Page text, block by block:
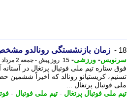
18 - زمان بازنشستگی رونالدو
سرنویس- ورزشی- 15 روز پیش - جمعه 2 مرداد 1405، 17:48
فوق ستاره تیم ملی فوتبال پرتغال در
تسنیم، کریستیانو رونالد که اخیراً
ملی فوتبال پرتغال ...
تیم ملی فوتبال پرتغال - تیم ملی فوتبال -